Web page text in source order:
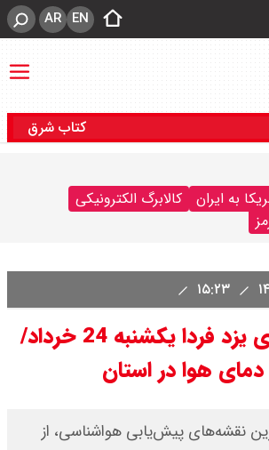
EN
AR
کتاب شرق
به ایران
کالابرگ الکترونیکی
پیش‌بینی هوای یزد فردا یکشنبه 24 خرداد/
هوا در استان
نقشه‌های پیش‌یابی هواشناسی، از